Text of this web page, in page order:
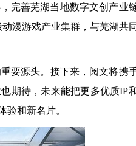
完善芜湖当地数字文创产业
漫游戏产业集群，与芜湖共
要源头。接下来，阅文将携
期待，未来能把更多优质IP
验和新名片。